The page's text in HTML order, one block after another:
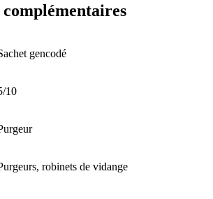
gencodé
10
robinets de vidange